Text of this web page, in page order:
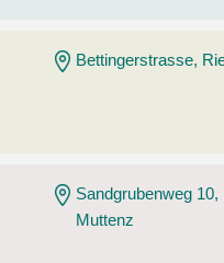
Bettingerstrasse,
Sandgrubenweg 10,
Muttenz